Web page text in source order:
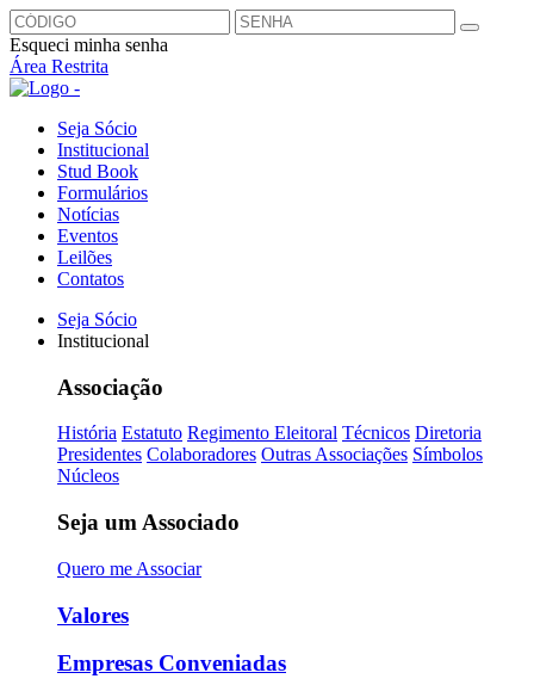
Esqueci minha senha
Área Restrita
Seja Sócio
Institucional
Stud Book
Formulários
Notícias
Eventos
Leilões
Contatos
Seja Sócio
Institucional
Associação
História Estatuto Regimento Eleitoral Técnicos Diretoria
Presidentes Colaboradores Outras Associações Símbolos
Núcleos
Seja um Associado
Quero me Associar
Valores
Empresas Conveniadas